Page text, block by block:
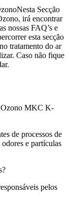
Nesta Secção
irá encontrar
nossas FAQ’s e
esta secção
tratamento do ar
Caso não fique
Ozono MKC K-
de processos de
e partículas
pelos